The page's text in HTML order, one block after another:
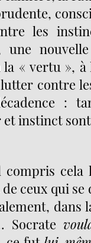
les
une
« vertu », à
contre
:
et instinct
cela
ceux qui se
dans
Socrate